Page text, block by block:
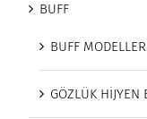
BUFF
BUFF
GÖZLÜK HİJYEN